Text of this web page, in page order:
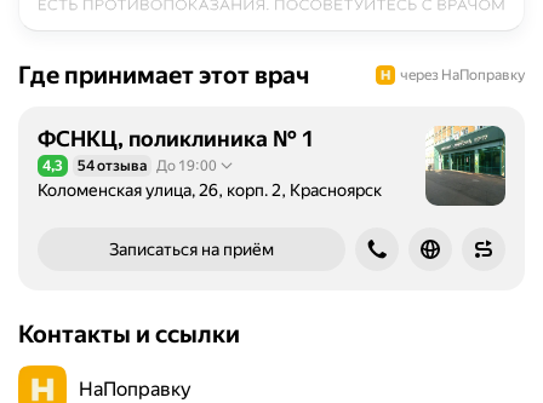
Где принимает этот врач через НаПоправку
ФСНКЦ, поликлиника № 1
Рейтинг 4,3 из 5
4,3 54 отзыва До 19:00
Коломенская улица, 26, корп. 2, Красноярск
Записаться на приём
Контакты и ссылки
НаПоправку